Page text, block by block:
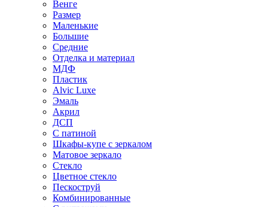
Венге
Размер
Маленькие
Большие
Средние
Отделка и материал
МДФ
Пластик
Alvic Luxe
Эмаль
Акрил
ДСП
С патиной
Шкафы-купе с зеркалом
Матовое зеркало
Стекло
Цветное стекло
Пескоструй
Комбинированные